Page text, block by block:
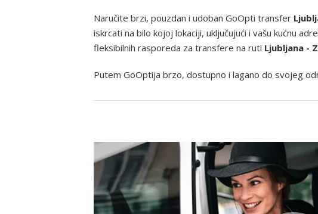
Naručite brzi, pouzdan i udoban GoOpti transfer
iskrcati na bilo kojoj lokaciji, uključujući i vašu kućnu
fleksibilnih rasporeda za transfere na ruti Ljubljana -
Putem GoOptija brzo, dostupno i lagano do svojeg